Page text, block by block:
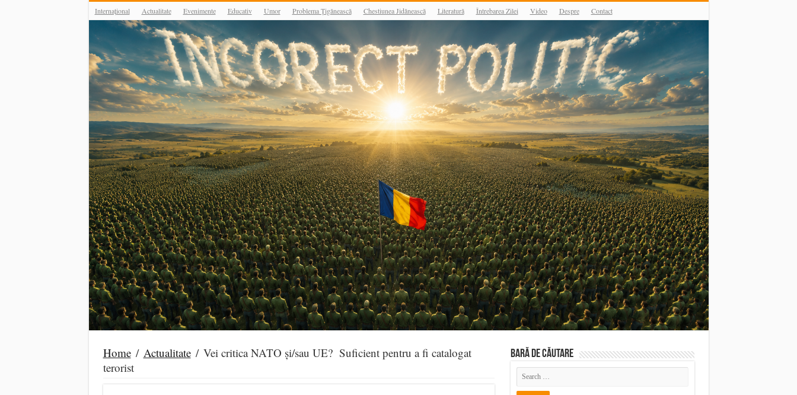
Internațional Actualitate Evenimente Educativ Umor Problema Țigănească Chestiunea Jidănească Literatură Întrebarea Zilei Video Despre Contact
Home / Actualitate / Vei critica NATO și/sau UE? Suficient pentru a fi catalogat
terorist
BARĂ DE CĂUTARE